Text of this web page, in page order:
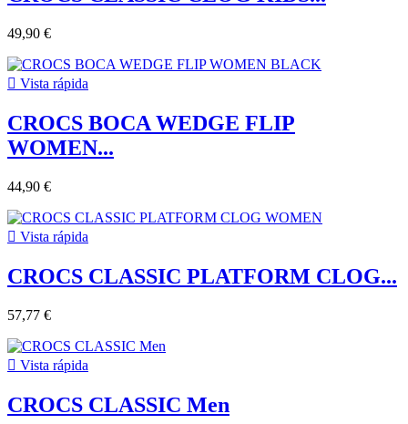
49,90 €
 Vista rápida
CROCS BOCA WEDGE FLIP
WOMEN...
44,90 €
 Vista rápida
CROCS CLASSIC PLATFORM CLOG...
57,77 €
 Vista rápida
CROCS CLASSIC Men